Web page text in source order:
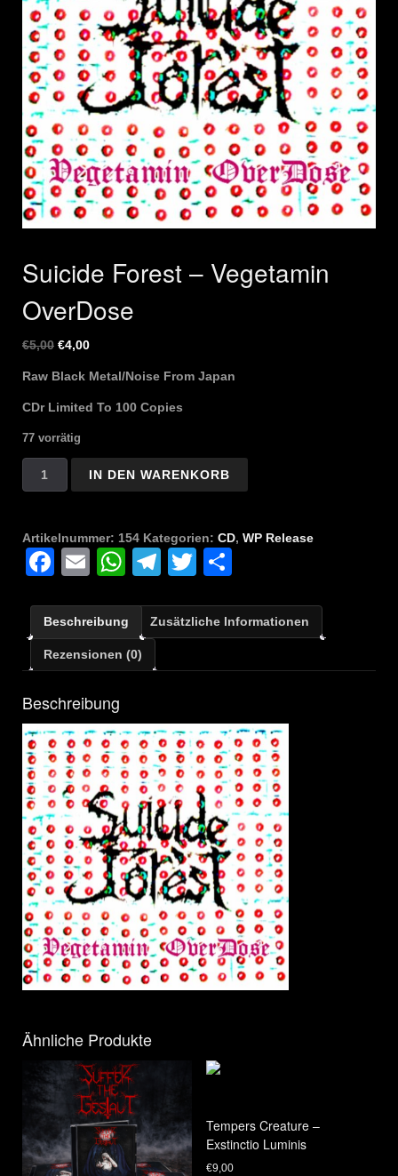
Suicide Forest – Vegetamin
OverDose
€5,00 Ursprünglicher
war:
€5,00
€4,00Aktueller
ist:
€4,00.
Raw Black Metal/Noise From Japan
CDr Limited To 100 Copies
77 vorrätig
Suicide
Forest
OverDose
Menge
IN DEN WARENKORB
Artikelnummer: 154 Kategorien: CD, WP Release
Facebook
EmailWhatsApp
Telegram
Twitter
Beschreibung Zusätzliche Informationen
Rezensionen (0)
Beschreibung
Ähnliche Produkte
Tempers Creature –
Exstinctio Luminis
€9,00